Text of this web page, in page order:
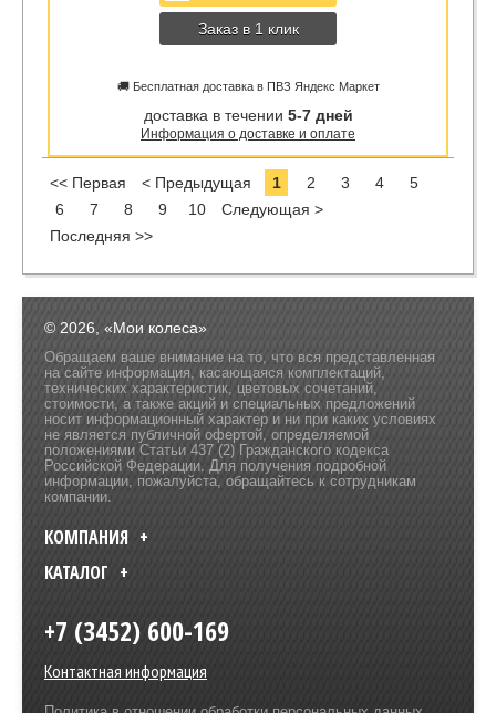
Заказ в 1 клик
🚚 Бесплатная доставка в ПВЗ Яндекс Маркет
доставка в течении 5-7 дней
Информация о доставке и оплате
<< Первая < Предыдущая 1 2 3 4
5
6
7 8 9 10
Следующая >
Последняя >>
© 2026, «Мои колеса»
Обращаем ваше внимание на то, что вся представленная
на сайте информация, касающаяся комплектаций,
технических характеристик, цветовых сочетаний,
стоимости, а также акций и специальных предложений
носит информационный характер и ни при каких условиях
не является публичной офертой, определяемой
положениями Статьи 437 (2) Гражданского кодекса
Российской Федерации. Для получения подробной
информации, пожалуйста, обращайтесь к сотрудникам
компании.
КОМПАНИЯ
КАТАЛОГ
+7 (3452) 600-169
Контактная информация